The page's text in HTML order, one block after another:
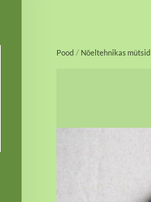
Pood / Nõeltehnikas mütsid